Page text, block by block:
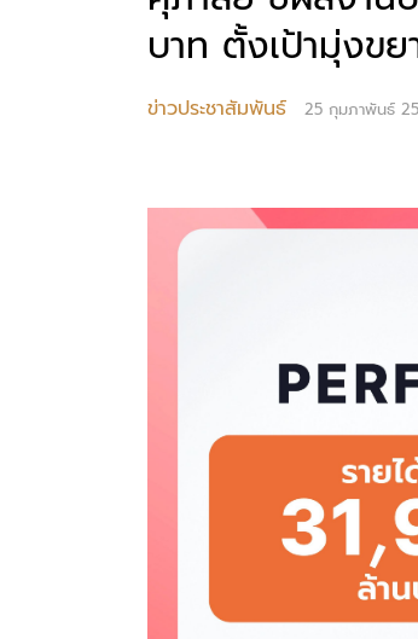
บาท ตั้งเป้ามุ่งข
ข่าวประชาสัมพันธ์ 25 กุมภาพันธ์